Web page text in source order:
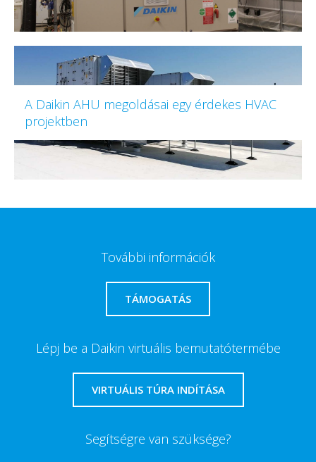
A Daikin AHU megoldásai egy érdekes HVAC
projektben
További információk
TÁMOGATÁS
Lépj be a Daikin virtuális bemutatótermébe
VIRTUÁLIS TÚRA INDÍTÁSA
Segítségre van szüksége?